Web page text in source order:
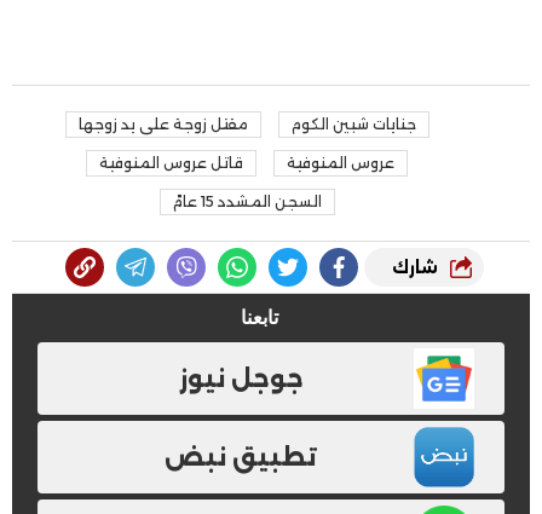
جنايات شبين الكوم مقتل زوجة على يد زوجها
عروس المنوفية قاتل عروس المنوفية
السجن المشدد 15 عامً
شارك
تابعنا
جوجل نيوز
تطبيق نبض